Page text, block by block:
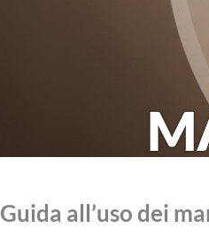
Guida all’uso dei